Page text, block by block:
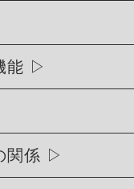
能
関係